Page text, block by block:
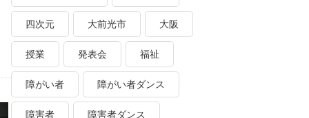
四次元 大前光市 大阪
授業 発表会 福祉
障がい者 障がい者ダンス
障害者 障害者ダンス